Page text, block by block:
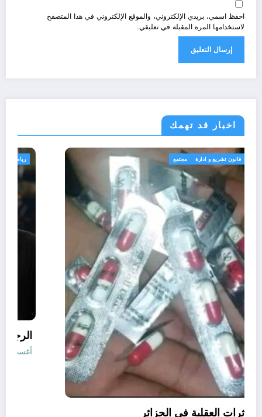
احفظ اسمي، بريدي الإلكتروني، والموقع الإلكتروني في هذا المتصفح
لاستخدامها المرة المقبلة في تعليقي.
اخبار قد تهمك
الجزائر الحدث قانون تشريع و ادارة مجتمع
قانون المؤثرات العقلية في الجزائر